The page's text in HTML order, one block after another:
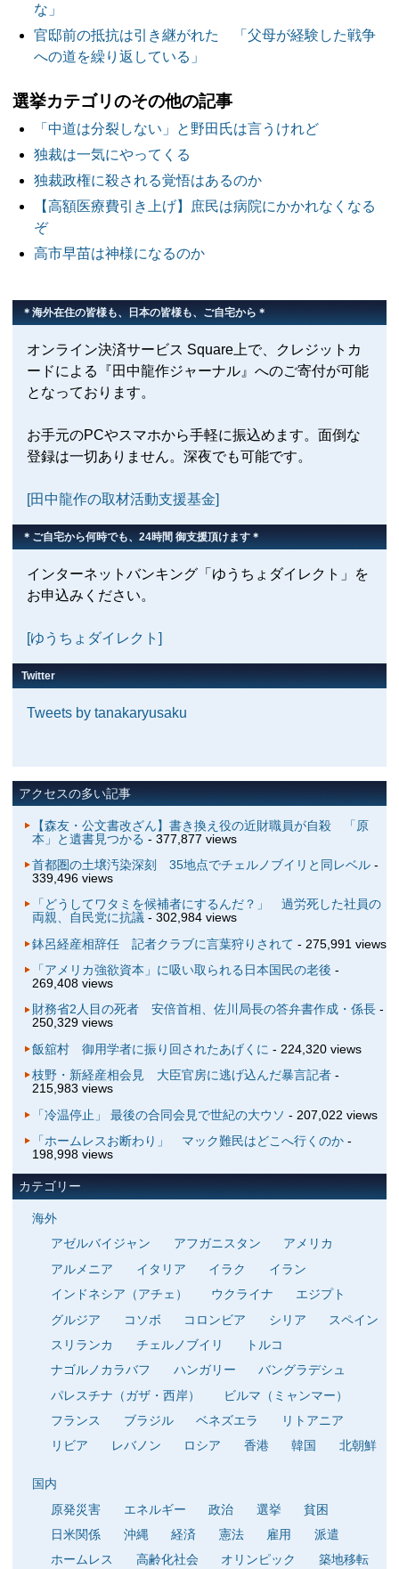
な」
官邸前の抵抗は引き継がれた 「父母が経験した戦争
への道を繰り返している」
選挙カテゴリのその他の記事
「中道は分裂しない」と野田氏は言うけれど
独裁は一気にやってくる
独裁政権に殺される覚悟はあるのか
【高額医療費引き上げ】庶民は病院にかかれなくなる
ぞ
高市早苗は神様になるのか
＊海外在住の皆様も、日本の皆様も、ご自宅から＊
オンライン決済サービス Square上で、クレジットカ
ードによる『田中龍作ジャーナル』へのご寄付が可能
となっております。
お手元のPCやスマホから手軽に振込めます。面倒な
登録は一切ありません。深夜でも可能です。
[田中龍作の取材活動支援基金]
＊ご自宅から何時でも、24時間 御支援頂けます＊
インターネットバンキング「ゆうちょダイレクト」を
お申込みください。
[ゆうちょダイレクト]
Twitter
Tweets by tanakaryusaku
アクセスの多い記事
【森友・公文書改ざん】書き換え役の近財職員が自殺 「原
本」と遺書見つかる - 377,877 views
首都圏の土壌汚染深刻 35地点でチェルノブイリと同レベル-
339,496 views
「どうしてワタミを候補者にするんだ？」 過労死した社員の
両親、自民党に抗議- 302,984 views
鉢呂経産相辞任 記者クラブに言葉狩りされて - 275,991 views
「アメリカ強欲資本」に吸い取られる日本国民の老後 -
269,408 views
財務省2人目の死者 安倍首相、佐川局長の答弁書作成・係長-
250,329 views
飯舘村 御用学者に振り回されたあげくに - 224,320 views
枝野・新経産相会見 大臣官房に逃げ込んだ暴言記者-
215,983 views
「冷温停止」 最後の合同会見で世紀の大ウソ - 207,022 views
「ホームレスお断わり」 マック難民はどこへ行くのか-
198,998 views
カテゴリー
海外
アゼルバイジャン
アフガニスタン
アメリカ
アルメニア
イタリア イラク
イラン
インドネシア（アチェ）
ウクライナ
エジプト
グルジア
コソボ コロンビア シリア
スペイン
スリランカ
チェルノブイリ
トルコ
ナゴルノカラバフ
ハンガリー
バングラデシュ
パレスチナ（ガザ・西岸）
ビルマ（ミャンマー）
フランス
ブラジル ベネズエラ
リトアニア
リビア
レバノン ロシア 香港 韓国 北朝鮮
国内
原発災害
エネルギー 政治 選挙
貧困
日米関係
沖縄 経済 憲法 雇用
派遣
ホームレス
高齢化社会 オリンピック 築地移転